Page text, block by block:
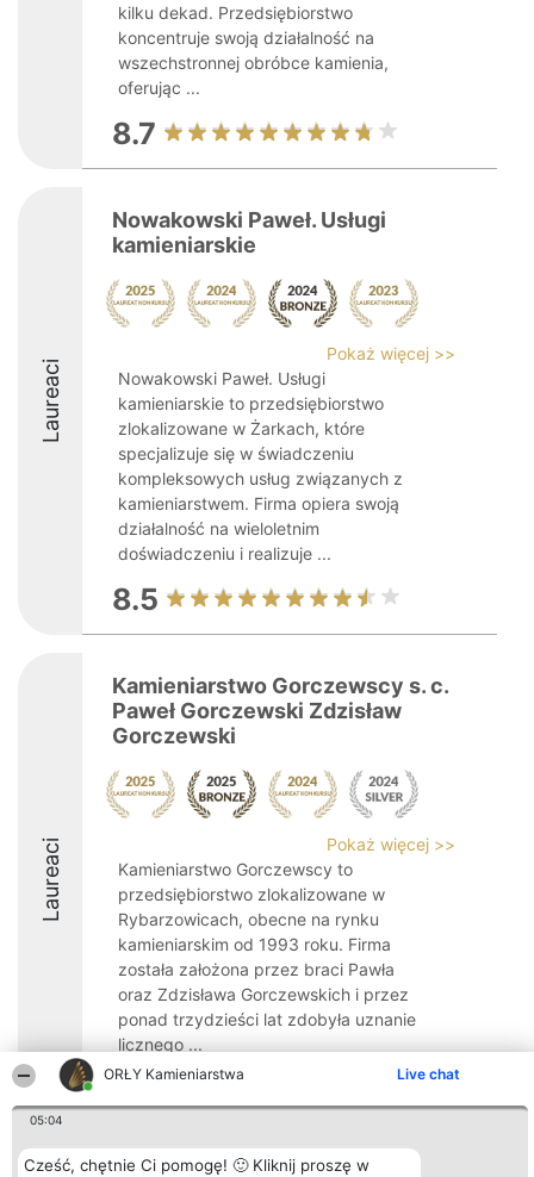
ORŁY Kamieniarstwa Live chat
05:04
Cześć, chętnie Ci pomogę! 🙂 Kliknij proszę w
kilku dekad. Przedsiębiorstwo
koncentruje swoją działalność na
wszechstronnej obróbce kamienia,
oferując ...
8.7
Laureaci
Nowakowski Paweł. Usługi
kamieniarskie
Pokaż więcej >>
Nowakowski Paweł. Usługi
kamieniarskie to przedsiębiorstwo
zlokalizowane w Żarkach, które
specjalizuje się w świadczeniu
kompleksowych usług związanych z
kamieniarstwem. Firma opiera swoją
działalność na wieloletnim
doświadczeniu i realizuje ...
8.5
Laureaci
Kamieniarstwo Gorczewscy s. c.
Paweł Gorczewski Zdzisław
Gorczewski
Pokaż więcej >>
Kamieniarstwo Gorczewscy to
przedsiębiorstwo zlokalizowane w
Rybarzowicach, obecne na rynku
kamieniarskim od 1993 roku. Firma
została założona przez braci Pawła
oraz Zdzisława Gorczewskich i przez
ponad trzydzieści lat zdobyła uznanie
licznego ...
8.6
Organizator plebiscytu Plebiscyt Kontakt